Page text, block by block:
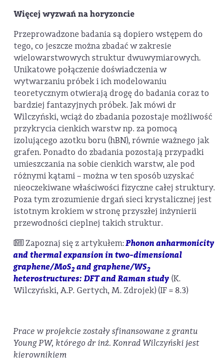
Więcej wyzwań na horyzoncie
Przeprowadzone badania są dopiero wstępem do
tego, co jeszcze można zbadać w zakresie
wielowarstwowych struktur dwuwymiarowych.
Unikatowe połączenie doświadczenia w
wytwarzaniu próbek i ich modelowaniu
teoretycznym otwierają drogę do badania coraz to
bardziej fantazyjnych próbek. Jak mówi dr
Wilczyński, wciąż do zbadania pozostaje możliwość
przykrycia cienkich warstw np. za pomocą
izolującego azotku boru (hBN), równie ważnego jak
grafen. Ponadto do zbadania pozostają przypadki
umieszczania na sobie cienkich warstw, ale pod
różnymi kątami – można w ten sposób uzyskać
nieoczekiwane właściwości fizyczne całej struktury.
Poza tym zrozumienie drgań sieci krystalicznej jest
istotnym krokiem w stronę przyszłej inżynierii
przewodności cieplnej takich struktur.
Zapoznaj się z artykułem:Phonon anharmonicity
and thermal expansion in two-dimensional
graphene/MoS2 and graphene/WS2
heterostructures: DFT and Raman study (K.
Wilczyński, A.P. Gertych, M. Zdrojek) (IF = 8.3)
Prace w projekcie zostały sfinansowane z grantu
Young PW, którego dr inż. Konrad Wilczyński jest
kierownikiem